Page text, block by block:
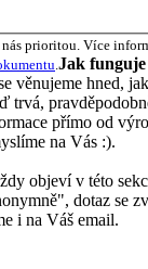
prioritou. Více
Jak
věnujeme hned,
trvá,
přímo od
na Vás :).
objeví v této
dotaz se
i na Váš email.